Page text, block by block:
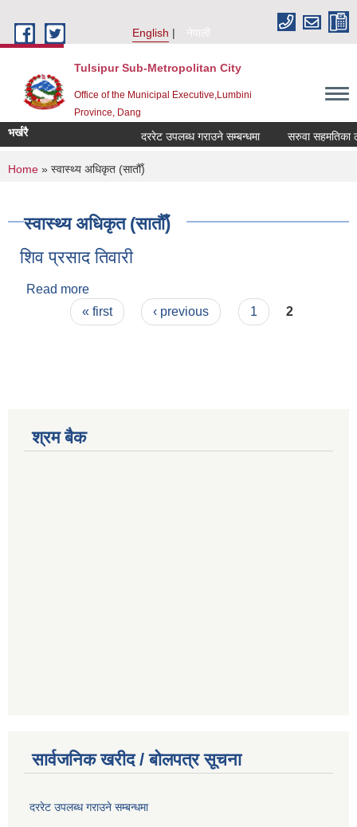
English
नेपाली
Tulsipur Sub-Metropolitan City
Office of the Municipal Executive,Lumbini
Province, Dang
भर्खरै दररेट उपलब्ध गराउने सम्बन्धमा सरुवा सहमतिका
You are here
Home » स्वास्थ्य अधिकृत (सातौँ)
स्वास्थ्य अधिकृत (सातौँ)
शिव प्रसाद तिवारी
Read more
Pages« first ‹ previous 1 2
श्रम बैक
सार्वजनिक खरीद / बोलपत्र सूचना
दररेट उपलब्ध गराउने सम्बन्धमा